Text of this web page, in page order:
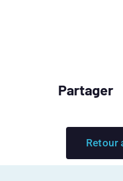
Partager
Retour